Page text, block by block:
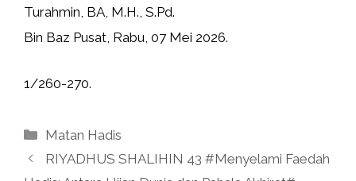
Turahmin, BA, M.H., S.Pd.
Bin Baz Pusat, Rabu, 07 Mei 2026.
1/260-270.
Kategori
Matan Hadis
RIYADHUS SHALIHIN 43 #Menyelami Faedah